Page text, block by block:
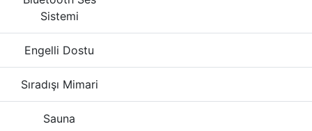
Sistemi
Engelli Dostu
Sıradışı Mimari
Sauna